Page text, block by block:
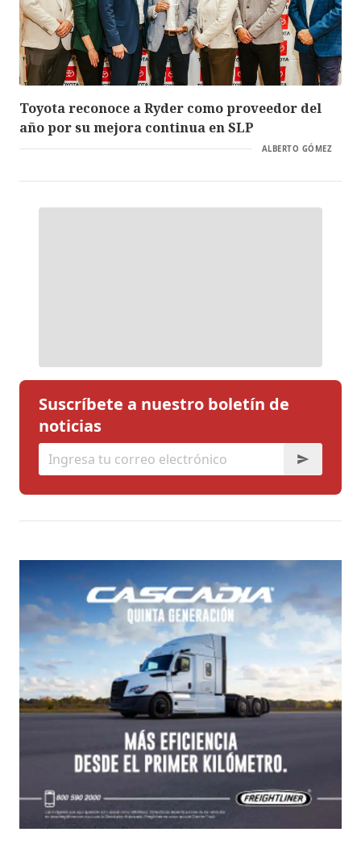
Toyota reconoce a Ryder como proveedor del
año por su mejora continua en SLP
ALBERTO GÓMEZ
Suscríbete a nuestro boletín de
noticias